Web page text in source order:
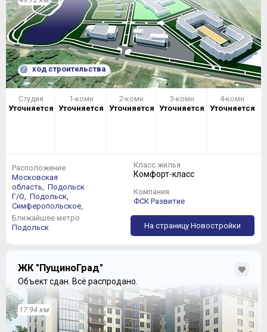
7 ход строительства
Студия
Уточняется
1-комн
Уточняется
2-комн
Уточняется
3-комн
Уточняется
4-комн
Уточняется
Расположение
Московская
область, Подольск
Г/О, Подольск,
Симферопольское,
Ближайшее метро
Подольск
Класс жилья
Комфорт-класс
Компания
ФСК Развитие
На страницу Новостройки
ЖК "ПущиноГрад"
Объект сдан. Всё распродано.
17.94 км